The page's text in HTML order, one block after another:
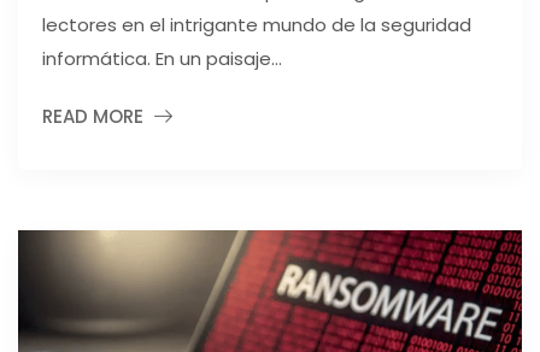
lectores en el intrigante mundo de la seguridad
informática. En un paisaje...
READ MORE